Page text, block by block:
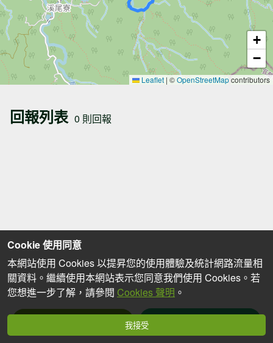
+
−
Leaflet | ©OpenStreetMapcontributors
回報列表 0 則回報
Cookie 使用同意
本網站使用 Cookies 以提昇您的使用體驗及統計網路流量相
關資料。繼續使用本網站表示您同意我們使用 Cookies。若
您想進一步了解，請參閱 Cookies 聲明 。
我接受